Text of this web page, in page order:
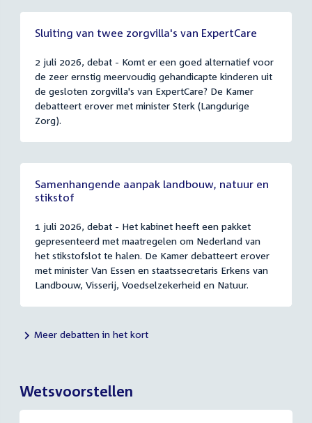
Sluiting van twee zorgvilla's van ExpertCare
2 juli 2026, debat - Komt er een goed alternatief voor
de zeer ernstig meervoudig gehandicapte kinderen uit
de gesloten zorgvilla's van ExpertCare? De Kamer
debatteert erover met minister Sterk (Langdurige
Zorg).
Samenhangende aanpak landbouw, natuur en
stikstof
1 juli 2026, debat - Het kabinet heeft een pakket
gepresenteerd met maatregelen om Nederland van
het stikstofslot te halen. De Kamer debatteert erover
met minister Van Essen en staatssecretaris Erkens van
Landbouw, Visserij, Voedselzekerheid en Natuur.
Meer debatten in het kort
Wetsvoorstellen